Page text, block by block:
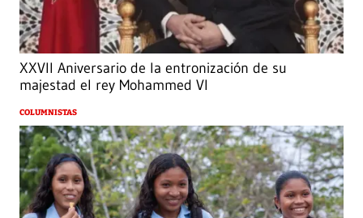
XXVII Aniversario de la entronización de su
majestad el rey Mohammed VI
COLUMNISTAS